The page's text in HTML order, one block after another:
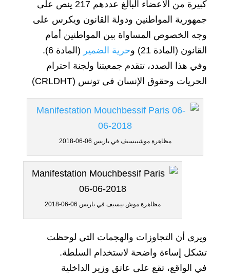
كبيرة من الأعضاء البالغ عددهم 217 ينص على
جمهورية المواطنين ودولة القانون ويكرس على
وجه الخصوص المساواة بين المواطنين أمام
القانون (المادة 21) و
حرية الضمير (المادة 6).
وفي هذا الصدد، تتقدم جمعيتنا ولجنة احترام
الحريات وحقوق الإنسان في تونس (CRLDHT)
مظاهرة موشبيسيف في باريس 06-06-2018
مظاهرة موش بيسيف في باريس 06-06-2018
ويرى أن التجاوزات والهجمات التي لوحظت
تشكل إساءة واضحة لاستخدام السلطة.
في الواقع، تقع على عاتق وزير الداخلية